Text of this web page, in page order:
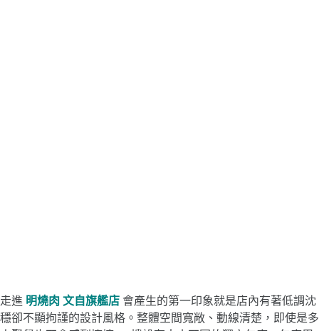
走進 明燒肉 文自旗艦店 會產生的第一印象就是店內有著低調沈
穩卻不顯拘謹的設計風格。整體空間寬敞、動線清楚，即使是多